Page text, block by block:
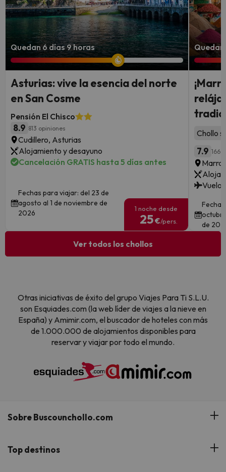
Quedan 6 días 9 horas
Asturias: vive la esencia del norte
en San Cosme
Pensión El Chisco
8.9 813 opiniones
Cudillero, Asturias
Alojamiento y desayuno
Cancelación GRATIS hasta 5 días antes
Fechas para viajar: del 23 de
agosto al 1 de noviembre de
2026
1 noche desde
25€/pers.
Chollo
7.9 166
de
Ver todos los chollos
Otras iniciativas de éxito del grupo Viajes Para Ti S.L.U.
son Esquiades.com (la web líder de viajes a la nieve en
España) y Amimir.com, el buscador de hoteles con más
de 1.000.000 de alojamientos disponibles para
reservar y viajar por todo el mundo.
Sobre Buscounchollo.com
¿Quiénes somos?
Top destinos